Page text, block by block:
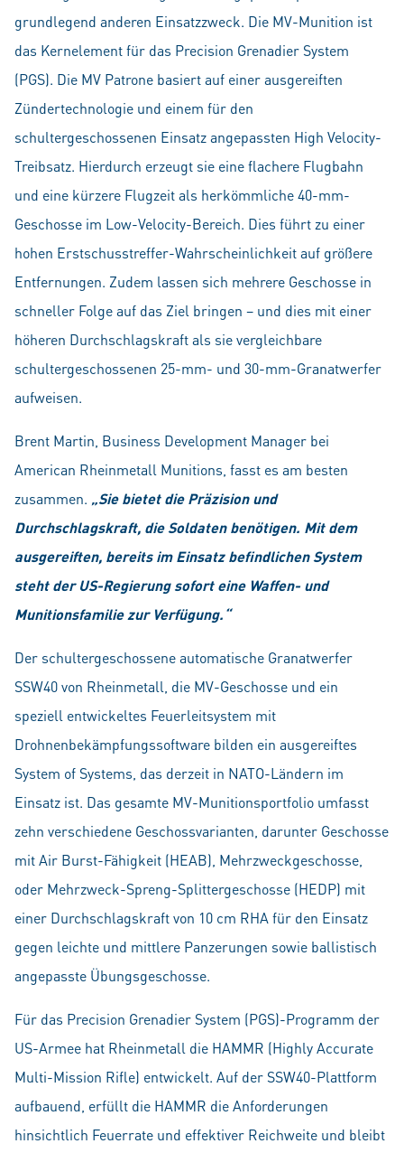
grundlegend anderen Einsatzzweck. Die MV-Munition ist
das Kernelement für das Precision Grenadier System
(PGS). Die MV Patrone basiert auf einer ausgereiften
Zündertechnologie und einem für den
schultergeschossenen Einsatz angepassten High Velocity-
Treibsatz. Hierdurch erzeugt sie eine flachere Flugbahn
und eine kürzere Flugzeit als herkömmliche 40-mm-
Geschosse im Low-Velocity-Bereich. Dies führt zu einer
hohen Erstschusstreffer-Wahrscheinlichkeit auf größere
Entfernungen. Zudem lassen sich mehrere Geschosse in
schneller Folge auf das Ziel bringen – und dies mit einer
höheren Durchschlagskraft als sie vergleichbare
schultergeschossenen 25-mm- und 30-mm-Granatwerfer
aufweisen.
Brent Martin, Business Development Manager bei
American Rheinmetall Munitions, fasst es am besten
zusammen. „Sie bietet die Präzision und
Durchschlagskraft, die Soldaten benötigen. Mit dem
ausgereiften, bereits im Einsatz befindlichen System
steht der US-Regierung sofort eine Waffen- und
Munitionsfamilie zur Verfügung.“
Der schultergeschossene automatische Granatwerfer
SSW40 von Rheinmetall, die MV-Geschosse und ein
speziell entwickeltes Feuerleitsystem mit
Drohnenbekämpfungssoftware bilden ein ausgereiftes
System of Systems, das derzeit in NATO-Ländern im
Einsatz ist. Das gesamte MV-Munitionsportfolio umfasst
zehn verschiedene Geschossvarianten, darunter Geschosse
mit Air Burst-Fähigkeit (HEAB), Mehrzweckgeschosse,
oder Mehrzweck-Spreng-Splittergeschosse (HEDP) mit
einer Durchschlagskraft von 10 cm RHA für den Einsatz
gegen leichte und mittlere Panzerungen sowie ballistisch
angepasste Übungsgeschosse.
Für das Precision Grenadier System (PGS)-Programm der
US-Armee hat Rheinmetall die HAMMR (Highly Accurate
Multi-Mission Rifle) entwickelt. Auf der SSW40-Plattform
aufbauend, erfüllt die HAMMR die Anforderungen
hinsichtlich Feuerrate und effektiver Reichweite und bleibt